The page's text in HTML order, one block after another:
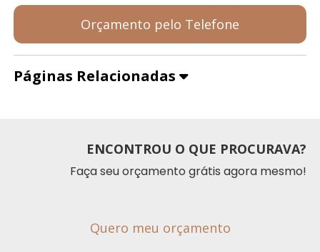
Orçamento pelo Telefone
Páginas Relacionadas
ENCONTROU O QUE PROCURAVA?
Faça seu orçamento grátis agora mesmo!
Quero meu orçamento